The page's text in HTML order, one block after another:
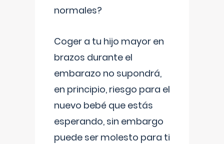
normales?
Coger a tu hijo mayor en
brazos durante el
embarazo no supondrá,
en principio, riesgo para el
nuevo bebé que estás
esperando, sin embargo
puede ser molesto para ti